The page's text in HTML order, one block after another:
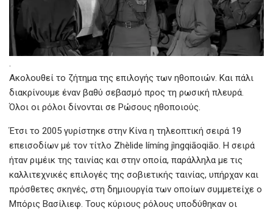
.
Ακολουθεί το ζήτημα της επιλογής των ηθοποιών. Και πάλι
διακρίνουμε έναν βαθύ σεβασμό προς τη ρωσική πλευρά.
Όλοι οι ρόλοι δίνονται σε Ρώσους ηθοποιούς.
Έτσι το 2005 γυρίστηκε στην Κίνα η τηλεοπτική σειρά 19
επεισοδίων μέ τον τίτλο Zhèlide límíng jìngqiāoqiāo. Η σειρά
ήταν ριμέικ της ταινίας και στην οποία, παράλληλα με τις
καλλιτεχνικές επιλογές της σοβιετικής ταινίας, υπήρχαν και
πρόσθετες σκηνές, στη δημιουργία των οποίων συμμετείχε ο
Μπόρις Βασίλιεφ. Τους κύριους ρόλους υποδύθηκαν οι